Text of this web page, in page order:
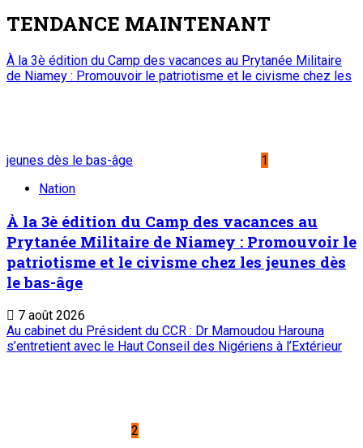
TENDANCE MAINTENANT
À la 3è édition du Camp des vacances au Prytanée Militaire
de Niamey : Promouvoir le patriotisme et le civisme chez les
jeunes dès le bas-âge
1
Nation
À la 3è édition du Camp des vacances au
Prytanée Militaire de Niamey : Promouvoir le
patriotisme et le civisme chez les jeunes dès
le bas-âge
7 août 2026
Au cabinet du Président du CCR : Dr Mamoudou Harouna
s’entretient avec le Haut Conseil des Nigériens à l’Extérieur
2